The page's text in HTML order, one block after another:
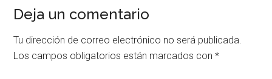
Deja un comentario
Tu dirección de correo electrónico no será publicada.
Los campos obligatorios están marcados con*